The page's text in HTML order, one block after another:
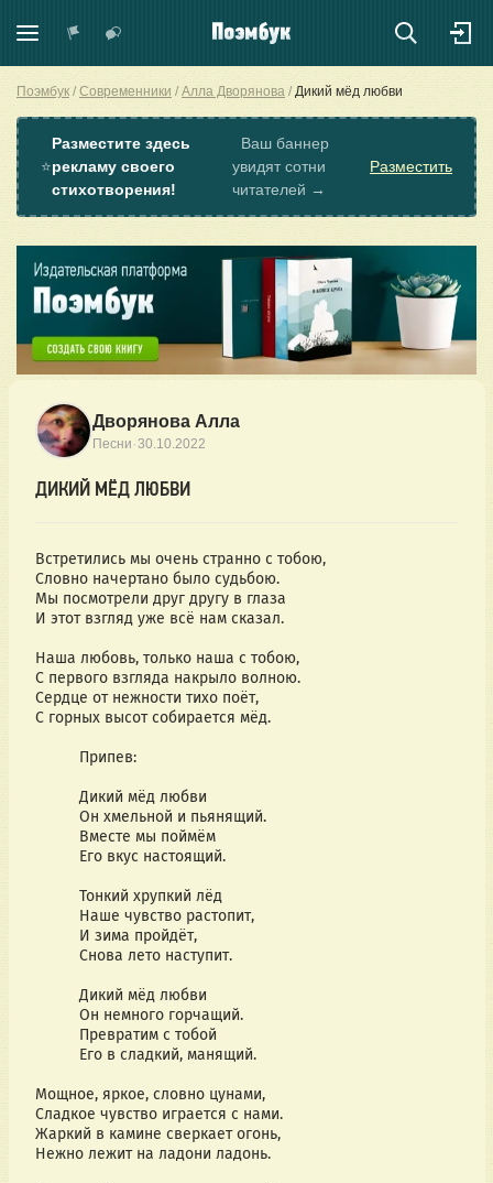
Поэмбук Современники Алла Дворянова Дикий мёд любви
⭐
Разместите здесь
рекламу своего
стихотворения!
Ваш баннер
увидят сотни
читателей →
Разместить
Дворянова Алла
Песни ·30.10.2022
ДИКИЙ МЁД ЛЮБВИ
Встретились мы очень странно с тобою,
Словно начертано было судьбою.
Мы посмотрели друг другу в глаза
И этот взгляд уже всё нам сказал.
Наша любовь, только наша с тобою,
С первого взгляда накрыло волною.
Сердце от нежности тихо поёт,
С горных высот собирается мёд.
          Припев:
          Дикий мёд любви
          Он хмельной и пьянящий.
          Вместе мы поймём
          Его вкус настоящий.
          Тонкий хрупкий лёд
          Наше чувство растопит,
          И зима пройдёт,
          Снова лето наступит.
          Дикий мёд любви
          Он немного горчащий.
          Превратим с тобой
          Его в сладкий, манящий.
Мощное, яркое, словно цунами,
Сладкое чувство играется с нами.
Жаркий в камине сверкает огонь,
Нежно лежит на ладони ладонь.